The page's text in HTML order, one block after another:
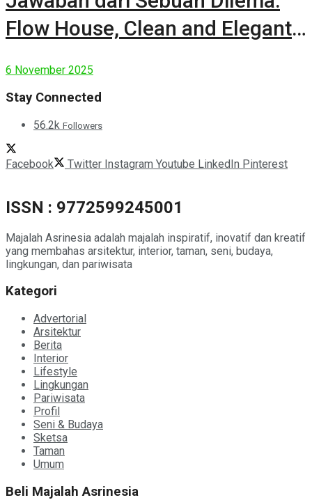
Flow House, Clean and Elegant
6 November 2025
Stay Connected
56.2k Followers
Facebook Twitter Instagram Youtube LinkedIn Pinterest
ISSN : 9772599245001
Majalah Asrinesia adalah majalah inspiratif, inovatif dan kreatif
yang membahas arsitektur, interior, taman, seni, budaya,
lingkungan, dan pariwisata
Kategori
Advertorial
Arsitektur
Berita
Interior
Lifestyle
Lingkungan
Pariwisata
Profil
Seni & Budaya
Sketsa
Taman
Umum
Beli Majalah Asrinesia